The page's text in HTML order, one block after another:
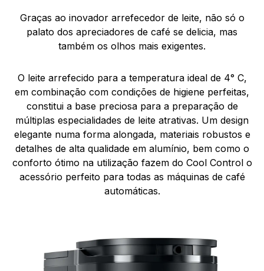
Graças ao inovador arrefecedor de leite, não só o
palato dos apreciadores de café se delicia, mas
também os olhos mais exigentes.
O leite arrefecido para a temperatura ideal de 4° C,
em combinação com condições de higiene perfeitas,
constitui a base preciosa para a preparação de
múltiplas especialidades de leite atrativas. Um design
elegante numa forma alongada, materiais robustos e
detalhes de alta qualidade em alumínio, bem como o
conforto ótimo na utilização fazem do Cool Control o
acessório perfeito para todas as máquinas de café
automáticas.